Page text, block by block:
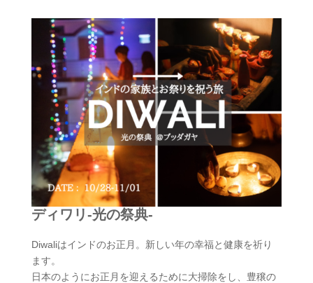
ディワリ-光の祭典-
Diwaliはインドのお正月。新しい年の幸福と健康を祈り
ます。
日本のようにお正月を迎えるために大掃除をし、豊穣の